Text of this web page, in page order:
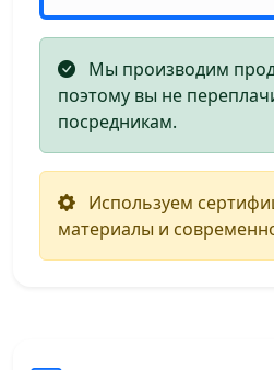
Мы производим
поэтому вы не
посредникам.
Используем
материалы и